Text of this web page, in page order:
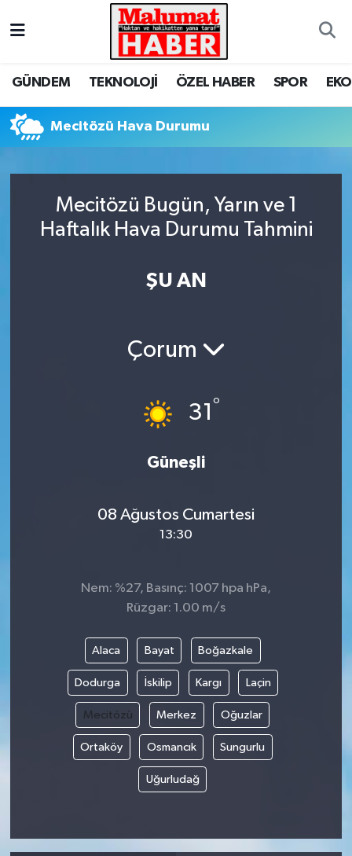
GÜNDEM TEKNOLOJİ ÖZEL HABER SPOR
Mecitözü Hava Durumu
Mecitözü Bugün, Yarın ve 1
Haftalık Hava Durumu Tahmini
ŞU AN
Çorum
31 °
Güneşli
08 Ağustos Cumartesi
13:30
Nem: %27, Basınç: 1007 hpa hPa,
Rüzgar: 1.00 m/s
Alaca Bayat Boğazkale
Dodurga İskilip Kargı Laçin
Mecitözü Merkez Oğuzlar
Ortaköy Osmancık Sungurlu
Uğurludağ
Nöbetçi Eczaneler
Tüm Manşetler